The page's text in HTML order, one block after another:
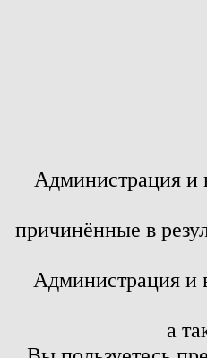
Администрация и
причинённые в
Администрация и
а